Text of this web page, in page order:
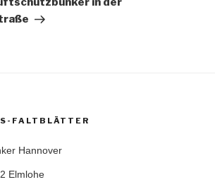
FALTBLÄTTER
Hannover
Elmlohe